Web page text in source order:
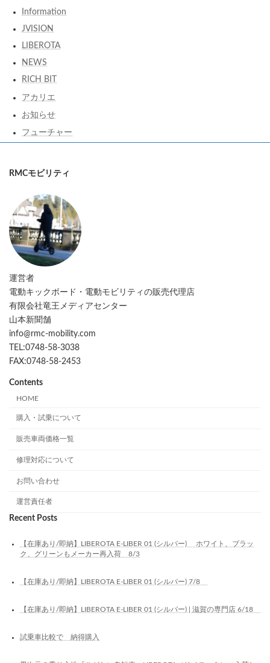
Information
JVISION
LIBEROTA
NEWS
RICH BIT
アカリエ
お知らせ
フューチャー
RMCモビリティ
運営者
電動キックボード・電動モビリティの販売代理店
有限会社竜王メディアセンター
山本新聞舗
info@rmc-mobility.com
TEL:0748-58-3038
FAX:0748-58-2453
Contents
HOME
購入・試乗について
販売車両価格一覧
修理対応について
お問い合わせ
運営責任者
Recent Posts
【在庫あり/即納】LIBEROTA E-LIBER 01 (シルバー) ホワイト、ブラッ
ク、グリーンもメーカー再入荷 8/3
【在庫あり/即納】LIBEROTA E-LIBER 01 (シルバー) 7/8
【在庫あり/即納】LIBEROTA E-LIBER 01 (シルバー) | 滋賀の専門店 6/18
試乗車比較で 納得購入